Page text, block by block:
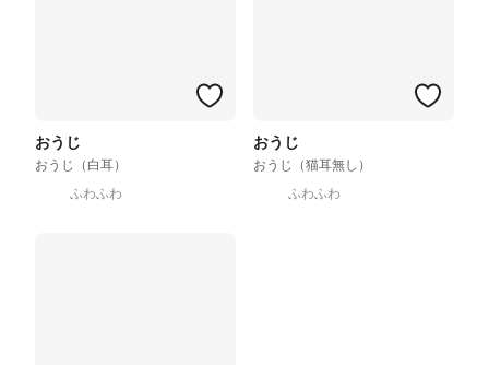
おうじ
おうじ（白耳）
ふわふわ
おうじ
おうじ（猫耳無し）
ふわふわ